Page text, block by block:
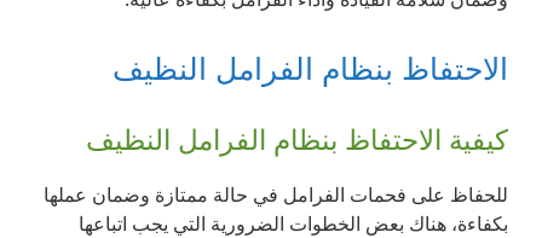
الاحتفاظ بنظام الفرامل النظيف
كيفية الاحتفاظ بنظام الفرامل النظيف
للحفاظ على فحمات الفرامل في حالة ممتازة وضمان عملها
بكفاءة، هناك بعض الخطوات الضرورية التي يجب اتباعها